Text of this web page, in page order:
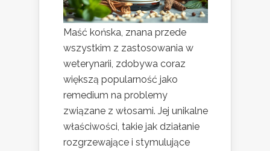
Maść końska, znana przede
wszystkim z zastosowania w
weterynarii, zdobywa coraz
większą popularność jako
remedium na problemy
związane z włosami. Jej unikalne
właściwości, takie jak działanie
rozgrzewające i stymulujące